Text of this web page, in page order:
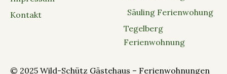
Kontakt
Säuling Ferienwohung
Tegelberg
Ferienwohnung
© 2025 Wild-Schütz Gästehaus – Ferienwohnungen